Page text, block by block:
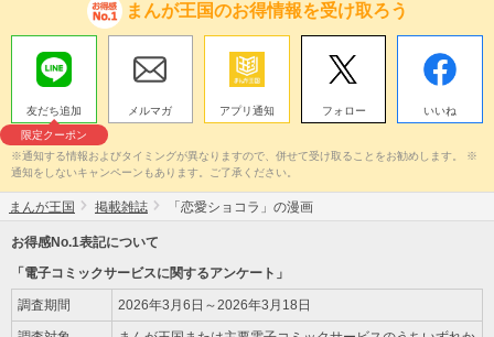
まんが王国のお得情報を受け取ろう
友だち追加
限定クーポン
メルマガ アプリ通知 フォロー いいね
※通知する情報およびタイミングが異なりますので、併せて受け取ることをお勧めします。 ※
通知をしないキャンペーンもあります。ご了承ください。
まんが王国 掲載雑誌 「恋愛ショコラ」の漫画
お得感No.1表記について
「電子コミックサービスに関するアンケート」
調査期間 2026年3月6日～2026年3月18日